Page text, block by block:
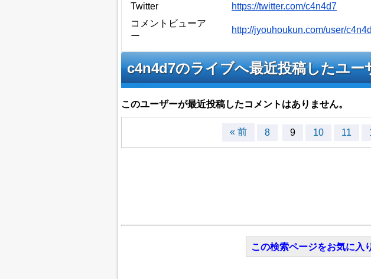
Twitter
https://twitter.com/c4n4d7
コメントビューア
ー
http://jyouhoukun.com/user/
c4n4d7のライブへ最近投稿したユー
このユーザーが最近投稿したコメントはありません。
« 前 8 9 10 11
この検索ページをお気に入